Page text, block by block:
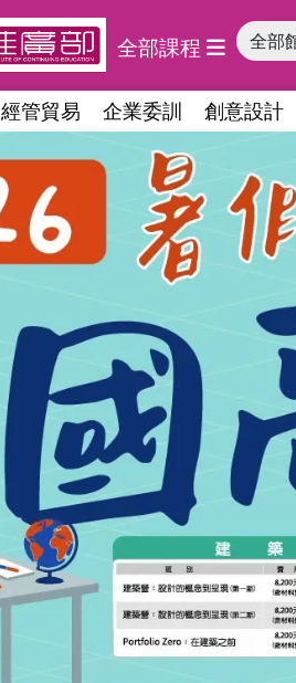
全部課程
經管貿易 企業委訓 創意設計